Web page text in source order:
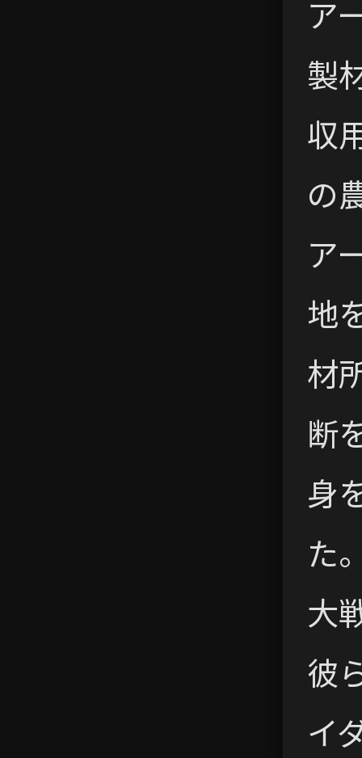
ア
製
収
の
ア
地
材
断
身
た
大
彼
イ